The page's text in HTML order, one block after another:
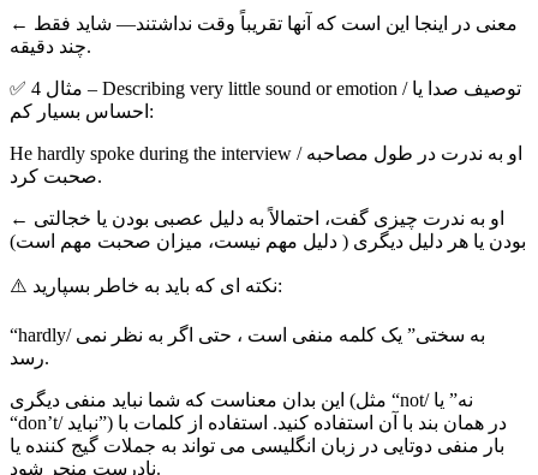
← معنی در اینجا این است که آنها تقریباً وقت نداشتند— شاید فقط
چند دقیقه.
✅ مثال 4 – Describing very little sound or emotion / توصیف صدا یا
احساس بسیار کم:
He hardly spoke during the interview / او به ندرت در طول مصاحبه
صحبت کرد.
← او به ندرت چیزی گفت، احتمالاً به دلیل عصبی بودن یا خجالتی
بودن یا هر دلیل دیگری ( دلیل مهم نیست، میزان صحبت مهم است)
⚠️ نکته ای که باید به خاطر بسپارید:
“hardly/ به سختی” یک کلمه منفی است ، حتی اگر به نظر نمی
رسد.
این بدان معناست که شما نباید منفی دیگری (مثل “not/ نه” یا
“don’t/ نباید”) در همان بند با آن استفاده کنید. استفاده از کلمات با
بار منفی دوتایی در زبان انگلیسی می تواند به جملات گیج کننده یا
نادرست منجر شود.